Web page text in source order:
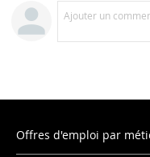
Ajouter un
Offres d'emploi par